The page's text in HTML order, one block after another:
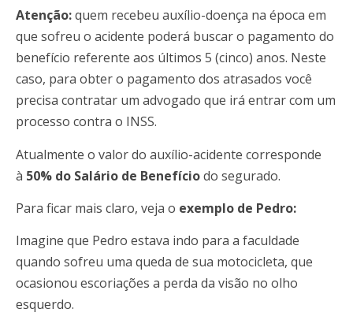
Atenção:quem recebeu auxílio-doença na época em
que sofreu o acidente poderá buscar o pagamento do
benefício referente aos últimos 5 (cinco) anos. Neste
caso, para obter o pagamento dos atrasados você
precisa contratar um advogado que irá entrar com um
processo contra o INSS.
Atualmente o valor do auxílio-acidente corresponde
à 50% do Salário de Benefíciodo segurado.
Para ficar mais claro, veja o exemplo de Pedro:
Imagine que Pedro estava indo para a faculdade
quando sofreu uma queda de sua motocicleta, que
ocasionou escoriações a perda da visão no olho
esquerdo.